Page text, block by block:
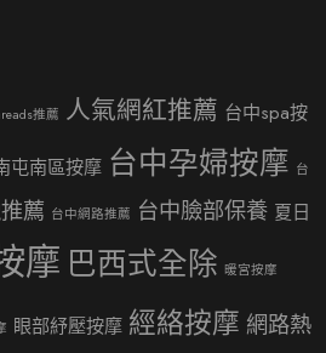
推薦 人氣網紅推薦 台中spa按
屯南區按摩 台中孕婦按摩 台
薦 台中網路推薦 台中臉部保養 夏日
摩 巴西式全除 暖宮按摩
眼部紓壓按摩 經絡按摩 網路熱